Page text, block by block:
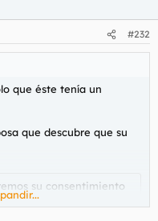
#232
que éste tenía un
que descubre que su
su consentimiento